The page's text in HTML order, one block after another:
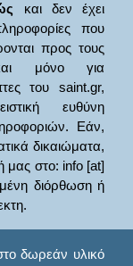
και δεν έχει
που
προς τους
μόνο για
του saint.gr,
ευθύνη
Εάν,
δικαιώματα,
μας στο: info [at]
διόρθωση ή
δωρεάν υλικό